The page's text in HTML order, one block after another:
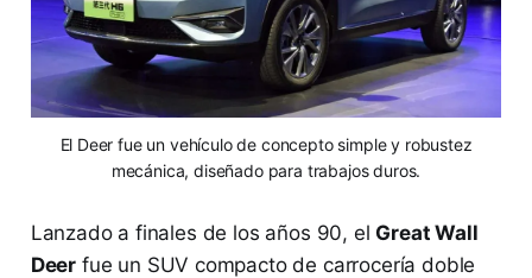
El Deer fue un vehículo de concepto simple y robustez
mecánica, diseñado para trabajos duros.
Lanzado a finales de los años 90, el Great Wall
Deer fue un SUV compacto de carrocería doble